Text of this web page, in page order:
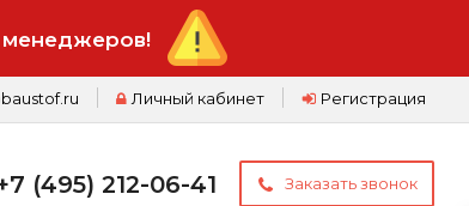
менеджеров!
Регистрация
Личный кабинет
(495) 212-06-41 Заказать звонок